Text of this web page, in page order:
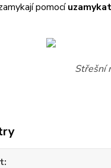
pomocí
Střešní